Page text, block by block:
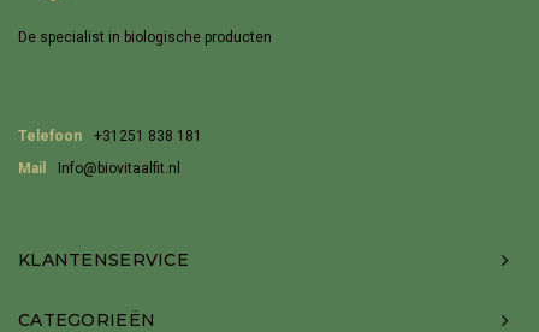
De specialist in biologische producten
Telefoon
+31251 838 181
Mail
Info@biovitaalfit.nl
KLANTENSERVICE
CATEGORIEËN